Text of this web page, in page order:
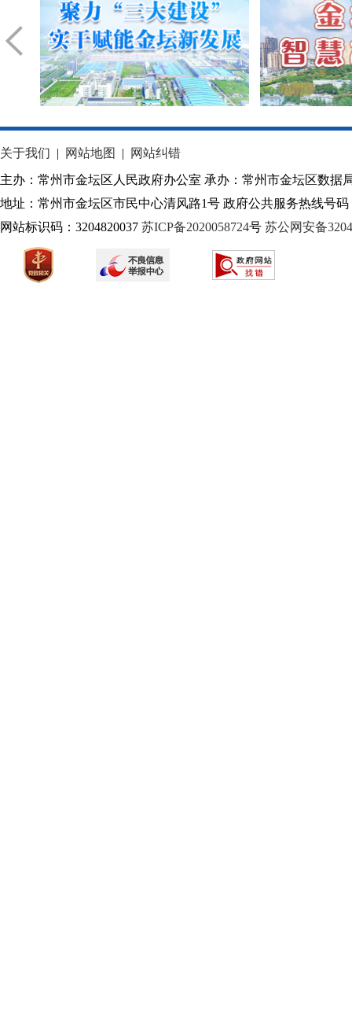
关于我们 | 网站地图 |
网站纠错
主办：常州市金坛区人民政府办公室 承办：常州市金坛区数据
地址：常州市金坛区市民中心清风路1号 政府公共服务热线号码
网站标识码：3204820037 苏ICP备2020058724号 苏公网安备